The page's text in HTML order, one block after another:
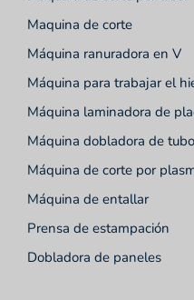
Maquina de corte
Máquina ranuradora en V
Máquina para trabajar el
Máquina laminadora de
Máquina dobladora de
Máquina de corte por
Máquina de entallar
Prensa de estampación
Dobladora de paneles